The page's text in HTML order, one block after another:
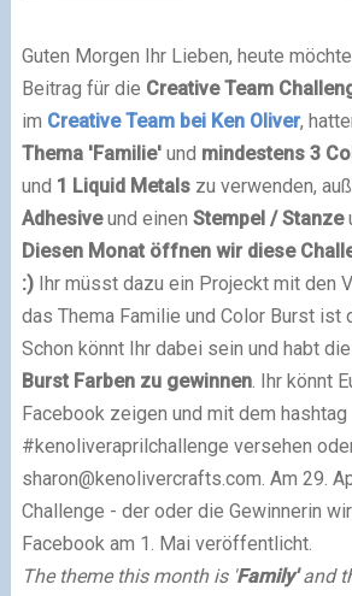
Guten Morgen Ihr Lieben, heute
Beitrag für die Creative Team
im Creative Team bei Ken Oliver,
Thema 'Familie'und mindestens 3
und 1 Liquid Metalszu verwenden,
Adhesiveund einen Stempel / Stanze
Diesen Monat öffnen wir diese
:)Ihr müsst dazu ein Projeckt mit den
das Thema Familie und Color Burst ist
Schon könnt Ihr dabei sein und habt
Burst Farben zu gewinnen. Ihr könnt
Facebook zeigen und mit dem hashtag
#kenoliveraprilchallenge versehen
sharon@kenolivercrafts.com. Am 29.
Challenge - der oder die Gewinnerin
Facebook am 1. Mai veröffentlicht.
The theme this month is ' Family'and